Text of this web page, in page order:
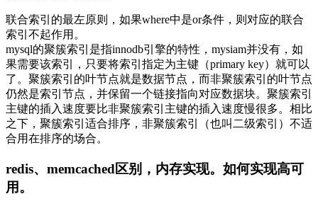
联合索引的最左原则，如果where中是or条件，则对应的联合
索引不起作用。
mysql的聚簇索引是指innodb引擎的特性，mysiam并没有，如
果需要该索引，只要将索引指定为主键（primary key）就可以
了。聚簇索引的叶节点就是数据节点，而非聚簇索引的叶节点
仍然是索引节点，并保留一个链接指向对应数据块。聚簇索引
主键的插入速度要比非聚簇索引主键的插入速度慢很多。相比
之下，聚簇索引适合排序，非聚簇索引（也叫二级索引）不适
合用在排序的场合。
redis、memcached区别，内存实现。如何实现高可
用。